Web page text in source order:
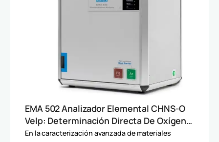
EMA 502 Analizador Elemental CHNS-O
Velp: Determinación Directa De Oxígeno
Y Análisis Multiparámetro
En la caracterización avanzada de materiales